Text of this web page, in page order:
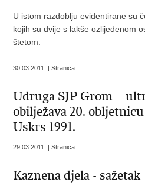
U istom razdoblju evidentirane su
kojih su dvije s lakše ozlijeđenom
štetom.
30.03.2011. | Stranica
Udruga SJP Grom –
obilježava 20.
Uskrs 1991.
29.03.2011. | Stranica
Kaznena djela - sažetak